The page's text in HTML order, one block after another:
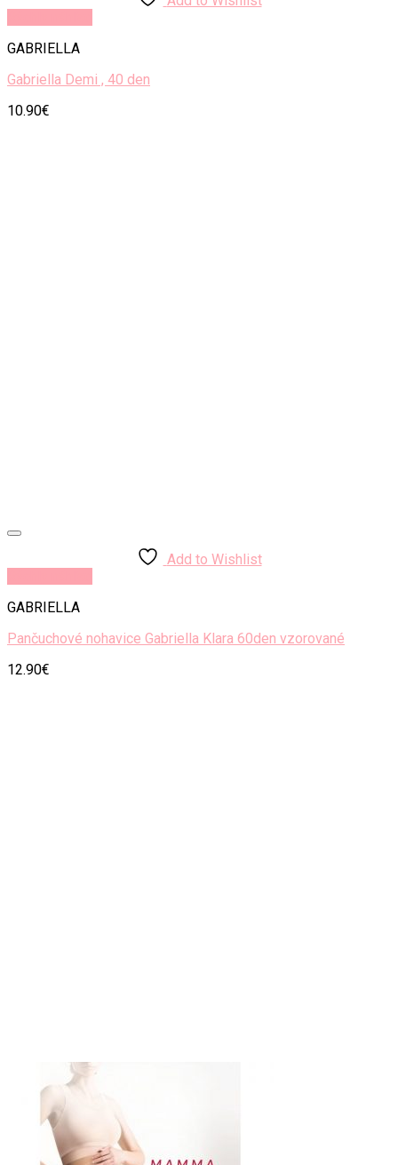
GABRIELLA
Gabriella Demi , 40 den
10.90€
Add to Wishlist
GABRIELLA
Pančuchové nohavice Gabriella Klara 60den vzorované
12.90€